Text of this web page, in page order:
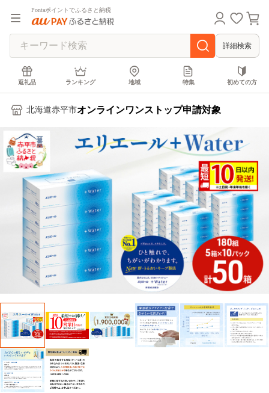
Pontaポイントでふるさと納税
詳細検索
返礼品 ランキング 地域 特集 初めての方
北海道赤平市オンラインワンストップ申請対象